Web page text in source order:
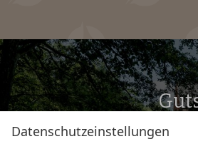
DatenschutzeinstellungenDarf